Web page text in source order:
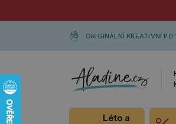
ORIGINÁLNÍ KREATIVNÍ
Léto a